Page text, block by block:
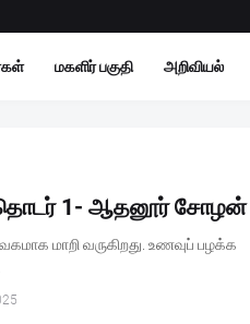
மகளிர் பகுதி அறிவியல்
1- ஆதனூர் சோழன்
மாறி வருகிறது. உணவுப் பழக்க